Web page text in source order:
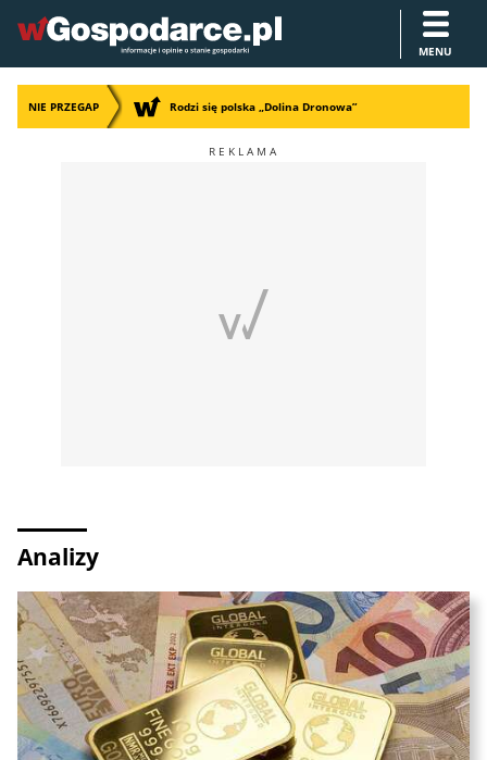
MENU
NIE PRZEGAP Rodzi się polska „Dolina Dronowa”
Analizy